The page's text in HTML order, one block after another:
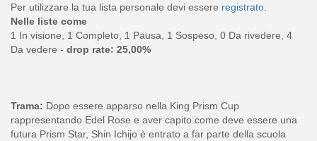
Per utilizzare la tua lista personale devi essere registrato
Nelle liste come
1 In visione, 1 Completo, 1 Pausa, 1 Sospeso, 0 Da rivedere, 4
Da vedere - drop rate: 25,00%
Trama: Dopo essere apparso nella King Prism Cup
rappresentando Edel Rose e aver capito come deve essere una
futura Prism Star, Shin Ichijo è entrato a far parte della scuola